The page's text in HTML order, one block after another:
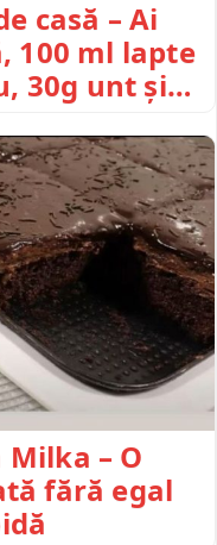
casă – Ai
100 ml lapte
30g unt și…
– O
fără egal